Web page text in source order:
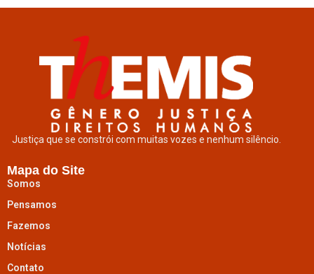
Justiça que se constrói com muitas vozes e nenhum silêncio.
Mapa do Site
Somos
Pensamos
Fazemos
Notícias
Contato